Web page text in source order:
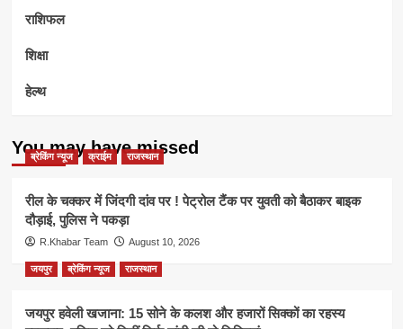
राशिफल
शिक्षा
हेल्थ
You may have missed
ब्रेकिंग न्यूज क्राईम राजस्थान
रील के चक्कर में जिंदगी दांव पर ! पेट्रोल टैंक पर युवती को बैठाकर बाइक
दौड़ाई, पुलिस ने पकड़ा
R.Khabar Team August 10, 2026
जयपुर ब्रेकिंग न्यूज राजस्थान
जयपुर हवेली खजाना: 15 सोने के कलश और हजारों सिक्कों का रहस्य